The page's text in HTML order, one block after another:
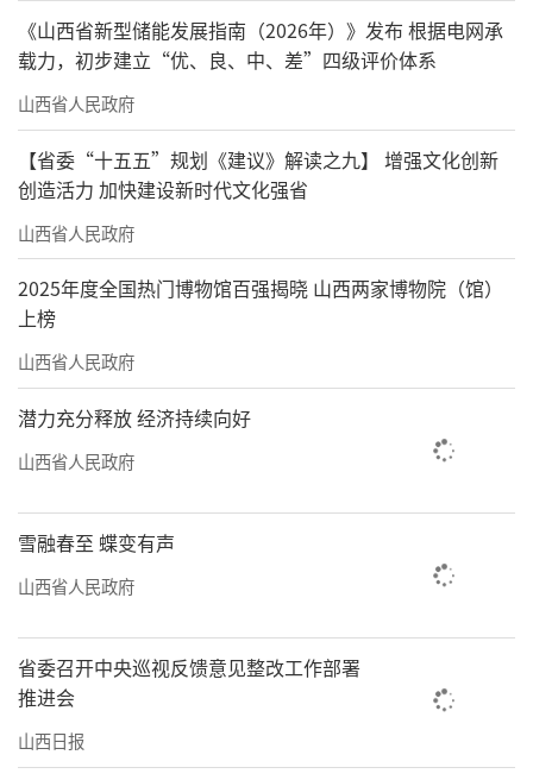
《山西省新型储能发展指南（2026年）》发布 根据电网承
载力，初步建立“优、良、中、差”四级评价体系
山西省人民政府
【省委“十五五”规划《建议》解读之九】 增强文化创新
创造活力 加快建设新时代文化强省
山西省人民政府
2025年度全国热门博物馆百强揭晓 山西两家博物院（馆）
上榜
山西省人民政府
潜力充分释放 经济持续向好
山西省人民政府
雪融春至 蝶变有声
山西省人民政府
省委召开中央巡视反馈意见整改工作部署
推进会
山西日报